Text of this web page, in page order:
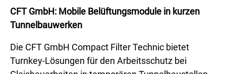
CFT GmbH: Mobile Belüftungsmodule in kurzen
Tunnelbauwerken
Die CFT GmbH Compact Filter Technic bietet
Turnkey-Lösungen für den Arbeitsschutz bei